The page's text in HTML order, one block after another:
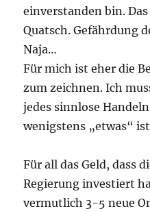
einverstanden bin.
Quatsch. Gefährdung
Naja…
Für mich ist eher die
zum zeichnen. Ich
jedes sinnlose
wenigstens „etwas“
Für all das Geld, dass
Regierung investiert
vermutlich 3-5 neue